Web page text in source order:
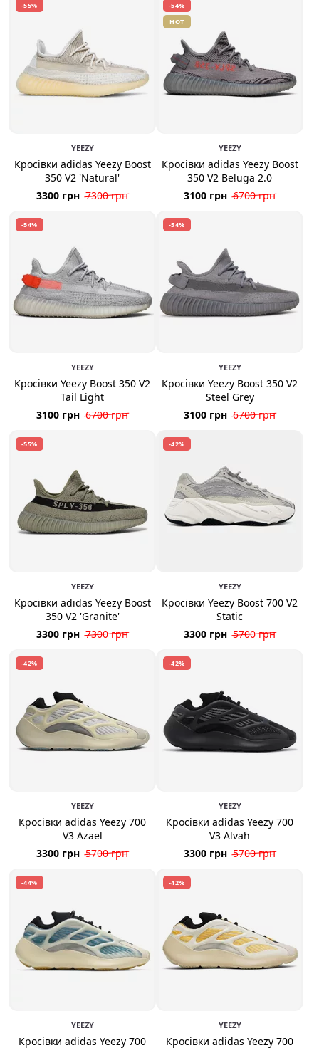
-55%
YEEZY
Кросівки adidas Yeezy Boost
350 V2 'Natural'
3300 грн 7300 грн
-54%
HOT
YEEZY
Кросівки adidas Yeezy Boost
350 V2 Beluga 2.0
3100 грн 6700 грн
-54%
YEEZY
Кросівки Yeezy Boost 350 V2
Tail Light
3100 грн 6700 грн
-54%
YEEZY
Кросівки Yeezy Boost 350 V2
Steel Grey
3100 грн 6700 грн
-55%
YEEZY
Кросівки adidas Yeezy Boost
350 V2 'Granite'
3300 грн 7300 грн
-42%
YEEZY
Кросівки Yeezy Boost 700 V2
Static
3300 грн 5700 грн
-42%
YEEZY
Кросівки adidas Yeezy 700
V3 Azael
3300 грн 5700 грн
-42%
YEEZY
Кросівки adidas Yeezy 700
V3 Alvah
3300 грн 5700 грн
-44%
YEEZY
Кросівки adidas Yeezy 700
-42%
YEEZY
Кросівки adidas Yeezy 700